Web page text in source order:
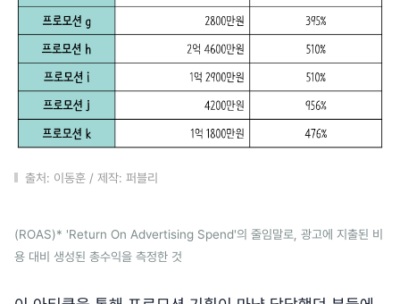
출처: 이동훈 / 제작: 퍼블리
(ROAS)* 'Return On Advertising Spend'의 줄임말로, 광고에 지출된 비
용 대비 생성된 총수익을 측정한 것